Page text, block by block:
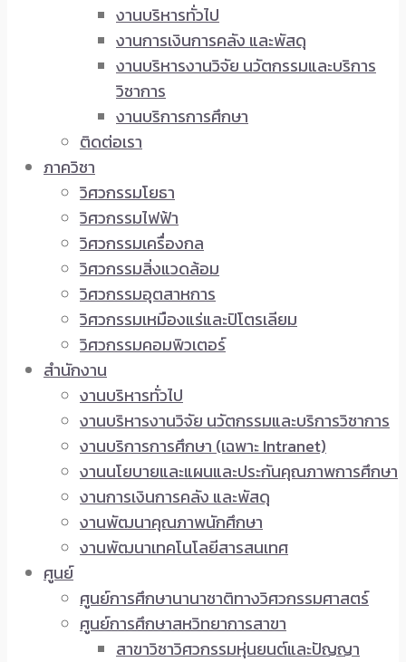
งานบริหารทั่วไป
งานการเงินการคลัง และพัสดุ
งานบริหารงานวิจัย นวัตกรรมและบริการ
วิชาการ
งานบริการการศึกษา
ติดต่อเรา
ภาควิชา
วิศวกรรมโยธา
วิศวกรรมไฟฟ้า
วิศวกรรมเครื่องกล
วิศวกรรมสิ่งแวดล้อม
วิศวกรรมอุตสาหการ
วิศวกรรมเหมืองแร่และปิโตรเลียม
วิศวกรรมคอมพิวเตอร์
สำนักงาน
งานบริหารทั่วไป
งานบริหารงานวิจัย นวัตกรรมและบริการวิชาการ
งานบริการการศึกษา (เฉพาะ Intranet)
งานนโยบายและแผนและประกันคุณภาพการศึกษา
งานการเงินการคลัง และพัสดุ
งานพัฒนาคุณภาพนักศึกษา
งานพัฒนาเทคโนโลยีสารสนเทศ
ศูนย์
ศูนย์การศึกษานานาชาติทางวิศวกรรมศาสตร์
ศูนย์การศึกษาสหวิทยาการสาขา
สาขาวิชาวิศวกรรมหุ่นยนต์และปัญญา